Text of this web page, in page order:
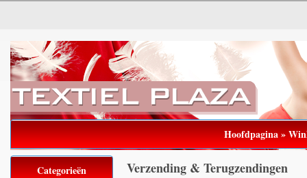
Hoofdpagina»
Verzending & Terugzendingen
Categorieën